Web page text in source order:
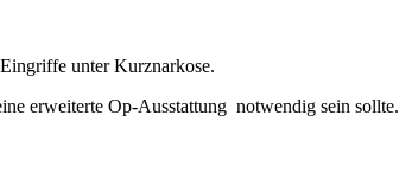
unter Kurznarkose.
erweiterte Op-Ausstattung notwendig sein sollte.